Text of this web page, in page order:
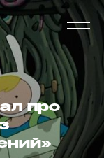
про